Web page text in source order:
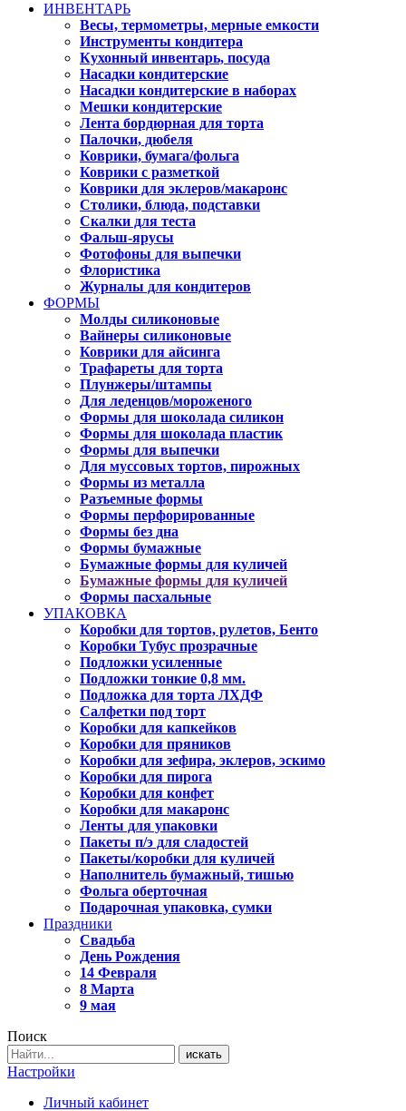
ИНВЕНТАРЬ
Весы, термометры, мерные емкости
Инструменты кондитера
Кухонный инвентарь, посуда
Насадки кондитерские
Насадки кондитерские в наборах
Мешки кондитерские
Лента бордюрная для торта
Палочки, дюбеля
Коврики, бумага/фольга
Коврики с разметкой
Коврики для эклеров/макаронс
Столики, блюда, подставки
Скалки для теста
Фальш-ярусы
Фотофоны для выпечки
Флористика
Журналы для кондитеров
ФОРМЫ
Молды силиконовые
Вайнеры силиконовые
Коврики для айсинга
Трафареты для торта
Плунжеры/штампы
Для леденцов/мороженого
Формы для шоколада силикон
Формы для шоколада пластик
Формы для выпечки
Для муссовых тортов, пирожных
Формы из металла
Разъемные формы
Формы перфорированные
Формы без дна
Формы бумажные
Бумажные формы для куличей
Бумажные формы для куличей
Формы пасхальные
УПАКОВКА
Коробки для тортов, рулетов, Бенто
Коробки Тубус прозрачные
Подложки усиленные
Подложки тонкие 0,8 мм.
Подложка для торта ЛХДФ
Салфетки под торт
Коробки для капкейков
Коробки для пряников
Коробки для зефира, эклеров, эскимо
Коробки для пирога
Коробки для конфет
Коробки для макаронс
Ленты для упаковки
Пакеты п/э для сладостей
Пакеты/коробки для куличей
Наполнитель бумажный, тишью
Фольга оберточная
Подарочная упаковка, сумки
Праздники
Свадьба
День Рождения
14 Февраля
8 Марта
9 мая
Поиск
искать
Настройки
Личный кабинет